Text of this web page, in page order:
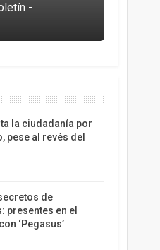
-
la ciudadanía por
pese al revés del
de
presentes en el
‘Pegasus’